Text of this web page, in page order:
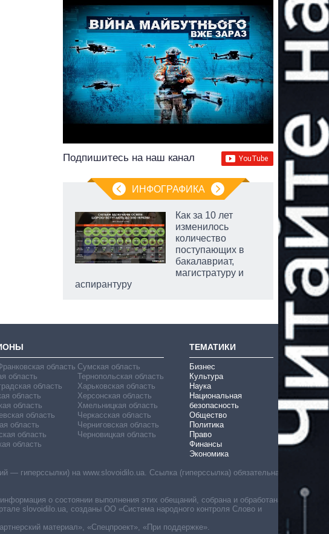
Подпишитесь на наш канал
ИНФОГРАФИКА
Как за 10 лет
изменилось
количество
поступающих в
бакалавриат,
магистратуру и
аспирантуру
область
область
область
область
область
область
область
область
область
Сумская область
Тернопольская область
Харьковская область
Херсонская область
Хмельницкая область
Черкасская область
Черниговская область
Черновицкая область
ТЕМАТИКИ
Бизнес
Культура
Наука
Национальная
безопасность
Общество
Политика
Право
Финансы
Экономика
— гиперссылки) на www.slovoidilo.ua. Ссылка (гиперссылка) обязательна
о состоянии выполнения этих обещаний, собрана и обработана
slovoidilo.ua, созданы ОО «Система народного контроля Слово и
материал», «Спецпроект», «При поддержке».